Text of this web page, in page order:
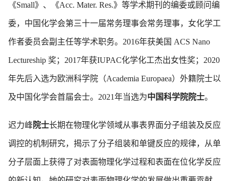
《Small》、《Acc. Mater. Res.》等学术期刊的编委或顾问编
委，中国化学会第三十一届常务理事会常务理事，女化学工
作者委员会副主任等学术职务。2016年获美国 ACS Nano
Lectureship 奖；2017年获IUPAC化学化工杰出女性奖；2020
年先后入选为欧洲科学院（Academia Europaea）外籍院士以
及中国化学会首届会士。2021年当选为中国科学院院士。
迟力峰 院士长期在物理化学领域从事表界面分子组装及反应
调控的机制研究，揭示了分子组装和单键反应的规律，从单
分子层面上获得了对表面物理化学过程和表面在位化学反应